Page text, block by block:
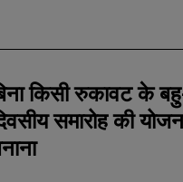
किसी रुकावट के
समारोह की